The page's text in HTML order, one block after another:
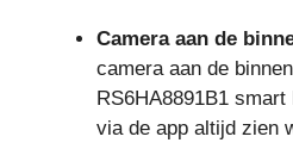
Camera aan de
camera aan de
RS6HA8891B1
via de app altijd zien